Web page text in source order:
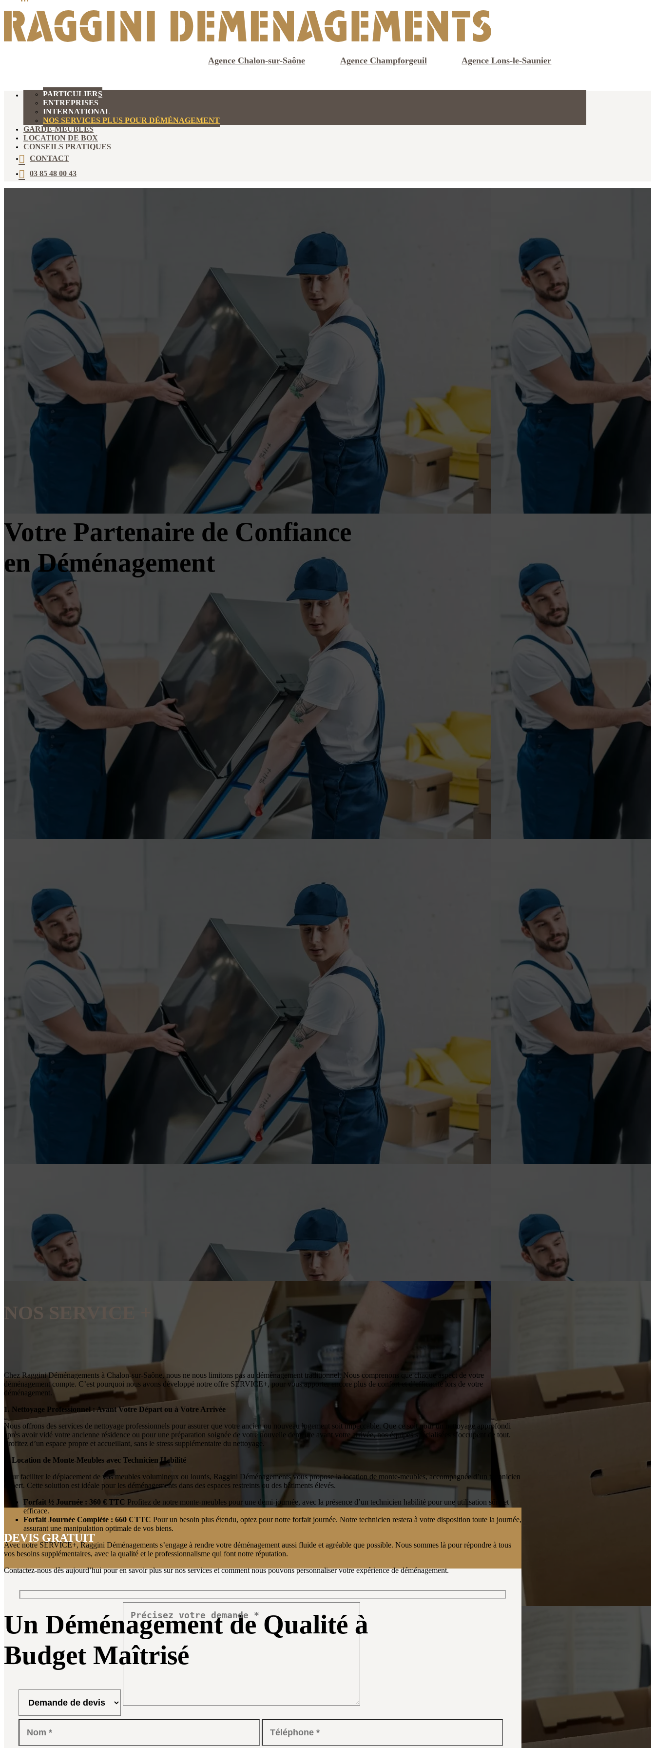
Agence Chalon-sur-Saône Agence Champforgeuil Agence Lons-le-Saunier
DÉMÉNAGEMENT
PARTICULIERS
ENTREPRISES
INTERNATIONAL
NOS SERVICES PLUS POUR DÉMÉNAGEMENT
GARDE-MEUBLES
LOCATION DE BOX
CONSEILS PRATIQUES
CONTACT
03 85 48 00 43
Votre Partenaire de Confiance
en Déménagement
Un Déménagement de Qualité à
Budget Maîtrisé
NOS SERVICE +
Chez Raggini Déménagements à Chalon-sur-Saône, nous ne nous limitons pas au déménagement traditionnel. Nous comprenons que chaque aspect de votre
déménagement compte. C’est pourquoi nous avons développé notre offre SERVICE+, pour vous apporter encore plus de confort et d’efficacité lors de votre
déménagement.
1. Nettoyage Professionnel : Avant Votre Départ ou à Votre Arrivée
Nous offrons des services de nettoyage professionnels pour assurer que votre ancien ou nouveau logement soit impeccable. Que ce soit pour un nettoyage approfondi
après avoir vidé votre ancienne résidence ou pour une préparation soignée de votre nouvelle demeure avant votre arrivée, nos équipes spécialisées s’occupent de tout.
Profitez d’un espace propre et accueillant, sans le stress supplémentaire du nettoyage.
2. Location de Monte-Meubles avec Technicien Habilité
Pour faciliter le déplacement de vos meubles volumineux ou lourds, Raggini Déménagements vous propose la location de monte-meubles, accompagnée d’un technicien
expert. Cette solution est idéale pour les déménagements dans des espaces restreints ou des bâtiments élevés.
Forfait ½ Journée : 360 € TTC Profitez de notre monte-meubles pour une demi-journée, avec la présence d’un technicien habilité pour une utilisation sûre et
efficace.
Forfait Journée Complète : 660 € TTC Pour un besoin plus étendu, optez pour notre forfait journée. Notre technicien restera à votre disposition toute la journée,
assurant une manipulation optimale de vos biens.
Avec notre SERVICE+, Raggini Déménagements s’engage à rendre votre déménagement aussi fluide et agréable que possible. Nous sommes là pour répondre à tous
vos besoins supplémentaires, avec la qualité et le professionnalisme qui font notre réputation.
Contactez-nous dès aujourd’hui pour en savoir plus sur nos services et comment nous pouvons personnaliser votre expérience de déménagement.
DEVIS GRATUIT